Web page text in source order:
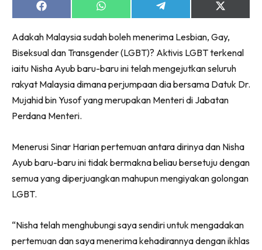
Share
on
Share
on
Share
on
Share
on
(Twitter)
Adakah Malaysia sudah boleh menerima Lesbian, Gay,
Biseksual dan Transgender (LGBT)? Aktivis LGBT terkenal
iaitu Nisha Ayub baru-baru ini telah mengejutkan seluruh
rakyat Malaysia dimana perjumpaan dia bersama Datuk Dr.
Mujahid bin Yusof yang merupakan Menteri di Jabatan
Perdana Menteri.
Menerusi Sinar Harian pertemuan antara dirinya dan Nisha
Ayub baru-baru ini tidak bermakna beliau bersetuju dengan
semua yang diperjuangkan mahupun mengiyakan golongan
LGBT.
“Nisha telah menghubungi saya sendiri untuk mengadakan
pertemuan dan saya menerima kehadirannya dengan ikhlas